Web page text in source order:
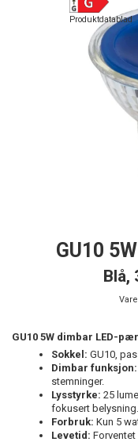
Produktdatablad
GU10
Blå,
GU10 5W dimbar LED-
Sokkel: GU10,
Dimbar funksjon:
stemninger.
Lysstyrke: 25
fokusert belysning.
Forbruk: Kun 5
Levetid: